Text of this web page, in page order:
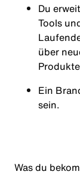
Du
Tools
über
Ein
sein.
Was du